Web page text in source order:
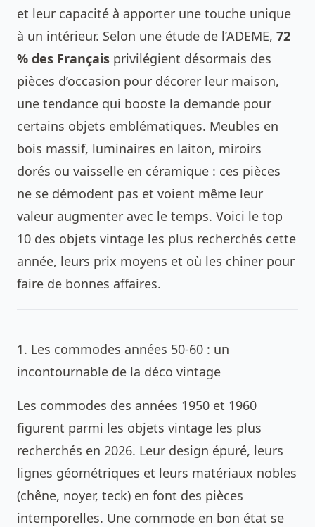
et leur capacité à apporter une touche unique
à un intérieur. Selon une étude de l’ADEME, 72
% des Français privilégient désormais des
pièces d’occasion pour décorer leur maison,
une tendance qui booste la demande pour
certains objets emblématiques. Meubles en
bois massif, luminaires en laiton, miroirs
dorés ou vaisselle en céramique : ces pièces
ne se démodent pas et voient même leur
valeur augmenter avec le temps. Voici le top
10 des objets vintage les plus recherchés cette
année, leurs prix moyens et où les chiner pour
faire de bonnes affaires.
1. Les commodes années 50-60 : un
incontournable de la déco vintage
Les commodes des années 1950 et 1960
figurent parmi les objets vintage les plus
recherchés en 2026. Leur design épuré, leurs
lignes géométriques et leurs matériaux nobles
(chêne, noyer, teck) en font des pièces
intemporelles. Une commode en bon état se